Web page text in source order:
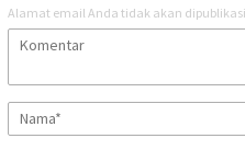
Alamat email Anda tidak akan